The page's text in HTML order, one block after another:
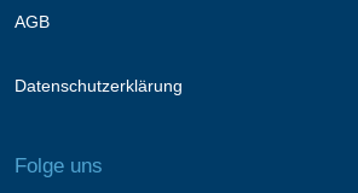
AGB
Datenschutzerklärung
Folge uns